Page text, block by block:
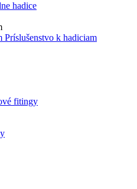
hadice
Príslušenstvo k hadiciam
fitingy